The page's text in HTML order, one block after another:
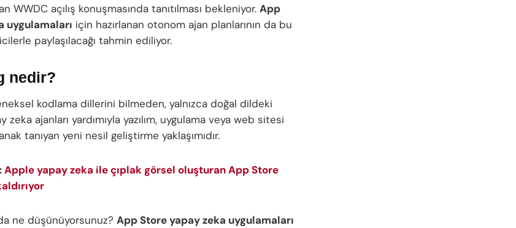
WWDC açılış konuşmasında tanıtılması bekleniyor. App
uygulamaları için hazırlanan otonom ajan planlarının da bu
paylaşılacağı tahmin ediliyor.
nedir?
kodlama dillerini bilmeden, yalnızca doğal dildeki
zeka ajanları yardımıyla yazılım, uygulama veya web sitesi
tanıyan yeni nesil geliştirme yaklaşımıdır.
Apple yapay zeka ile çıplak görsel oluşturan App Store
ne düşünüyorsunuz? App Store yapay zeka uygulamaları